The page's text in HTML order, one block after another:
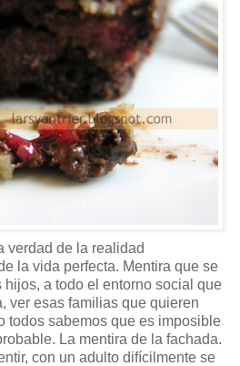
verdad de la realidad
la vida perfecta. Mentira que se
a todo el entorno social que
ver esas familias que quieren
todos sabemos que es imposible
La mentira de la fachada.
con un adulto difícilmente se